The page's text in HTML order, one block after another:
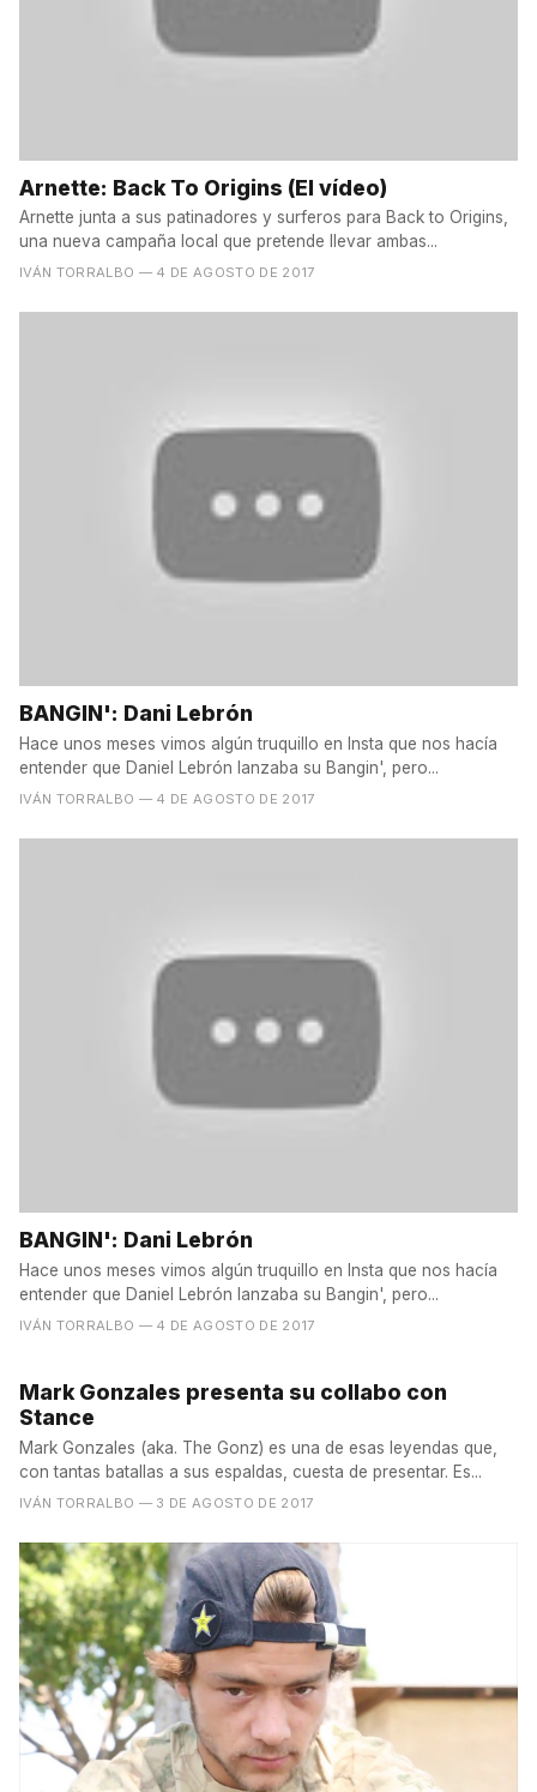
Arnette: Back To Origins (El vídeo)
Arnette junta a sus patinadores y surferos para Back to Origins,
una nueva campaña local que pretende llevar ambas...
IVÁN TORRALBO — 4 DE AGOSTO DE 2017
BANGIN': Dani Lebrón
Hace unos meses vimos algún truquillo en Insta que nos hacía
entender que Daniel Lebrón lanzaba su Bangin', pero...
IVÁN TORRALBO — 4 DE AGOSTO DE 2017
BANGIN': Dani Lebrón
Hace unos meses vimos algún truquillo en Insta que nos hacía
entender que Daniel Lebrón lanzaba su Bangin', pero...
IVÁN TORRALBO — 4 DE AGOSTO DE 2017
Mark Gonzales presenta su collabo con
Stance
Mark Gonzales (aka. The Gonz) es una de esas leyendas que,
con tantas batallas a sus espaldas, cuesta de presentar. Es...
IVÁN TORRALBO — 3 DE AGOSTO DE 2017